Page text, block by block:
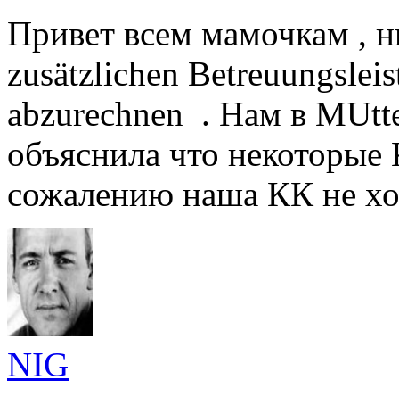
Привет всем мамочкам ,
zusätzlichen
abzurechnen . Нам в
объяснила что
сожалению наша КК не
NIG